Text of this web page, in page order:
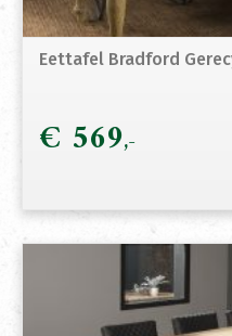
Eettafel Bradford
€ 569